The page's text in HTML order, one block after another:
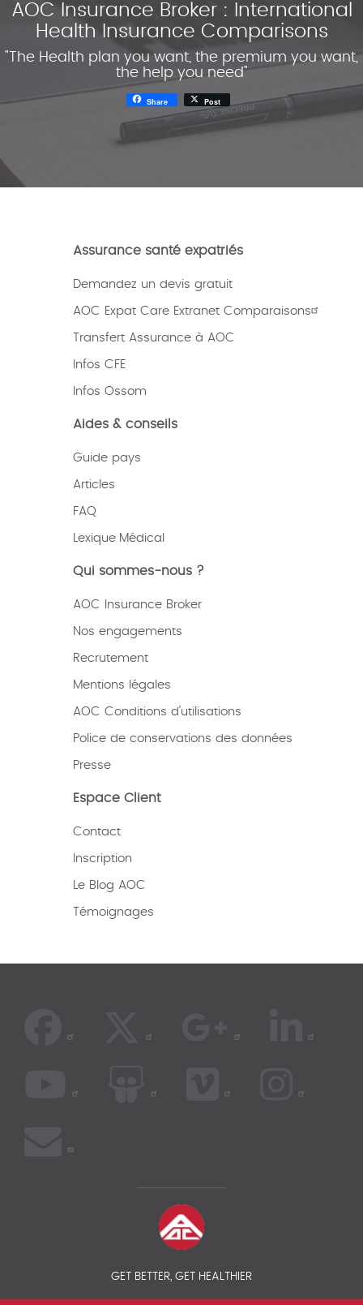
AOC Insurance Broker : International
Health Insurance Comparisons
"The Health plan you want, the premium you want,
the help you need"
Share Post
Assurance santé expatriés
Demandez un devis gratuit
AOC Expat Care Extranet Comparaisons
Transfert Assurance à AOC
Infos CFE
Infos Ossom
Aides & conseils
Guide pays
Articles
FAQ
Lexique Médical
Qui sommes-nous ?
AOC Insurance Broker
Nos engagements
Recrutement
Mentions légales
AOC Conditions d’utilisations
Police de conservations des données
Presse
Espace Client
Contact
Inscription
Le Blog AOC
Témoignages
GET BETTER, GET HEALTHIER